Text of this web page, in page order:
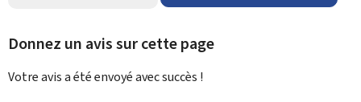
Donnez un avis sur cette page
Votre avis a été envoyé avecsuccès !